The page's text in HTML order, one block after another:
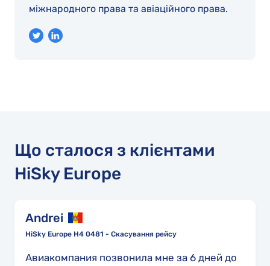
міжнародного права та авіаційного права.
Що сталося з клієнтами
HiSky Europe
Andrei
HiSky Europe H4 0481 - Скасування рейсу
Авиакомпания позвонила мне за 6 дней до